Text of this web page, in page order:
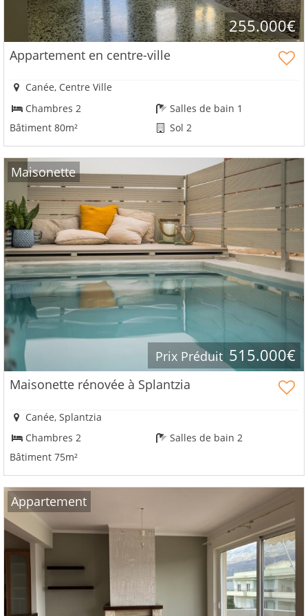
255.000€
Appartement en centre-ville
Canée, Centre Ville
Chambres 2
Salles de bain 1
Bâtiment 80m²
Sol 2
Maisonette
Prix Ρréduit 515.000€
Maisonette rénovée à Splantzia
Canée, Splantzia
Chambres 2
Salles de bain 2
Bâtiment 75m²
Αppartement
aavez
pas
un
compte?
S'
inscrire
maintenant!
voir
tous
vos
avantages